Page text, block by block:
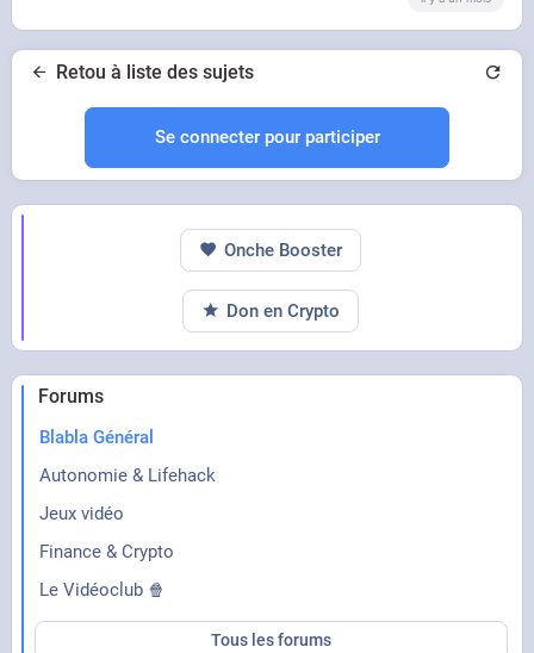
Retou à liste des sujets
Se connecter pour participer
Forums
Blabla Général
Autonomie & Lifehack
Jeux vidéo
Finance & Crypto
Le Vidéoclub 🍿
Tous les forums
Onche Booster
Don en Crypto